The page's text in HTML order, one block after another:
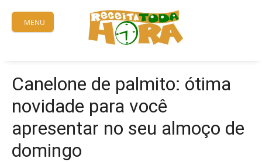
content
MENU
Canelone de palmito: ótima
novidade para você
apresentar no seu almoço de
domingo